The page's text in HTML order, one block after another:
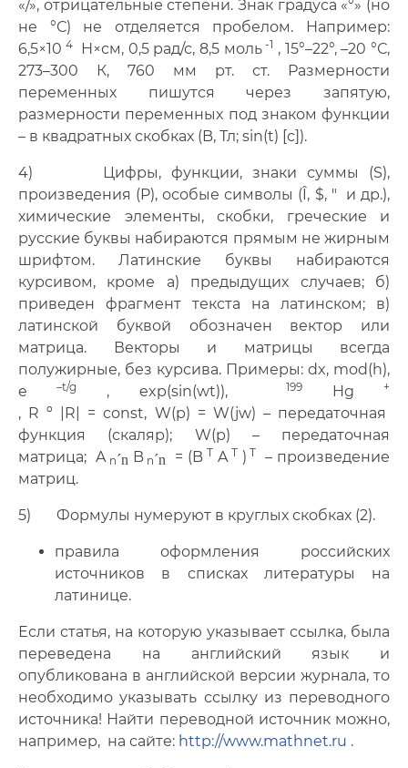
«/», отрицательные степени. Знак градуса «°» (но
не °С) не отделяется пробелом. Например:
6,5×10 4Н×см, 0,5 рад/с, 8,5 моль -1 , 15°–22°, –20 °С,
273–300 К, 760 мм рт. ст. Размерности
переменных пишутся через запятую,
размерности переменных под знаком функции
– в квадратных скобках (B, Тл; sin(t) [c]).
4) Цифры, функции, знаки суммы (S),
произведения (P), особые символы (Î, $, " и др.),
химические элементы, скобки, греческие и
русские буквы набираются прямым не жирным
шрифтом. Латинские буквы набираются
курсивом, кроме а) предыдущих случаев; б)
приведен фрагмент текста на латинском; в)
латинской буквой обозначен вектор или
матрица. Векторы и матрицы всегда
полужирные, без курсива. Примеры: dx, mod(h),
e –t/g , exp(sin(wt)), 199 Hg +
, R º |R| = const, W(p) = W(jw) – передаточная
функция (скаляр); W(p) – передаточная
матрица; An´n Bn´n = (B T A T ) T
– произведение
матриц.
5) Формулы нумеруют в круглых скобках (2).
правила оформления российских
источников в списках литературы на
латинице.
Если статья, на которую указывает ссылка, была
переведена на английский язык и
опубликована в английской версии журнала, то
необходимо указывать ссылку из переводного
источника! Найти переводной источник можно,
например, на сайте: http://www.mathnet.ru .